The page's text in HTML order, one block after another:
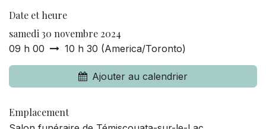
Date et heure
samedi 30 novembre 2024
09 h 00 10 h 30 (America/Toronto)
Ajouter au calendrier
Emplacement